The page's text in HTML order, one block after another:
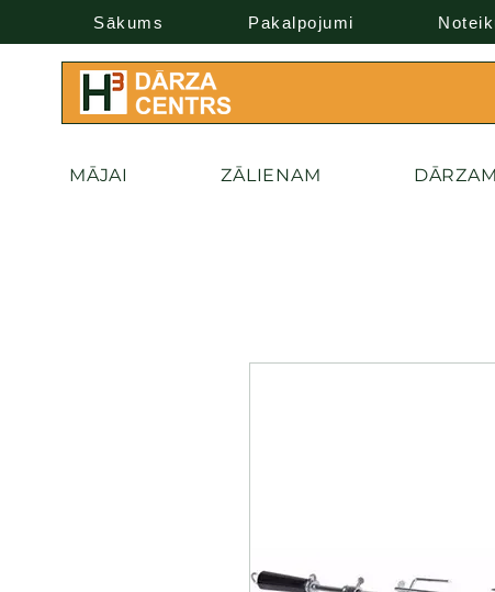
Sākums Pakalpojumi
MĀJAI ZĀLIENAM DĀRZAM